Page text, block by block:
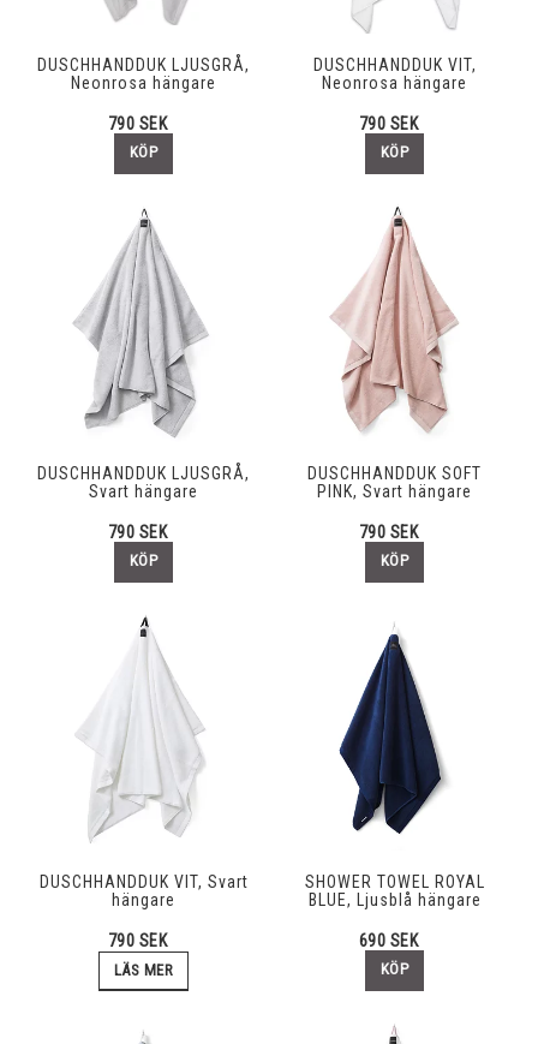
DUSCHHANDDUK LJUSGRÅ,
Neonrosa hängare
790 SEK
KÖP
DUSCHHANDDUK VIT,
Neonrosa hängare
790 SEK
KÖP
DUSCHHANDDUK LJUSGRÅ,
Svart hängare
790 SEK
KÖP
DUSCHHANDDUK SOFT
PINK, Svart hängare
790 SEK
KÖP
DUSCHHANDDUK VIT, Svart
hängare
790 SEK
LÄS MER
SHOWER TOWEL ROYAL
BLUE, Ljusblå hängare
690 SEK
KÖP